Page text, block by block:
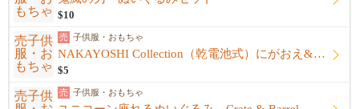
$10
売 子供服・おもちゃ
NAKAYOSHI Collection（乾電池式）にがおえ&ファッション
$5
売 子供服・おもちゃ